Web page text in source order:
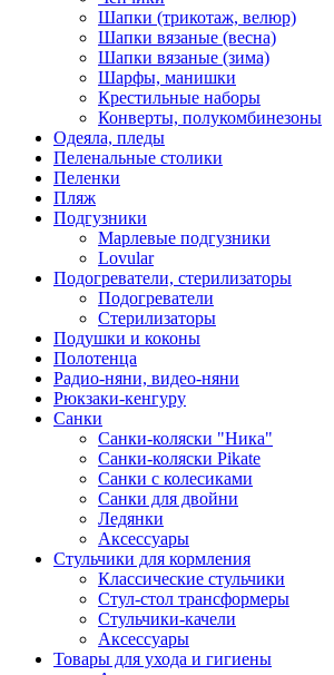
Шапки (трикотаж, велюр)
Шапки вязаные (весна)
Шапки вязаные (зима)
Шарфы, манишки
Крестильные наборы
Конверты, полукомбинезоны
Одеяла, пледы
Пеленальные столики
Пеленки
Пляж
Подгузники
Марлевые подгузники
Lovular
Подогреватели, стерилизаторы
Подогреватели
Стерилизаторы
Подушки и коконы
Полотенца
Радио-няни, видео-няни
Рюкзаки-кенгуру
Санки
Санки-коляски "Ника"
Санки-коляски Pikate
Санки с колесиками
Санки для двойни
Ледянки
Аксессуары
Стульчики для кормления
Классические стульчики
Стул-стол трансформеры
Стульчики-качели
Аксессуары
Товары для ухода и гигиены